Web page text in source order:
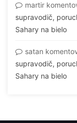
martir
supravodič,
Sahary na bielo
satan
supravodič,
Sahary na bielo